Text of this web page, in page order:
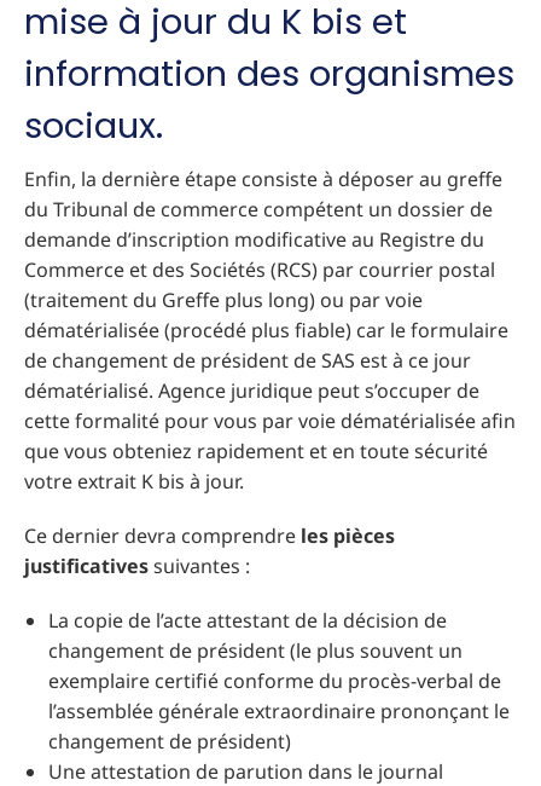
mise à jour du K bis et
information des organismes
sociaux.
Enfin, la dernière étape consiste à déposer au greffe
du Tribunal de commerce compétent un dossier de
demande d’inscription modificative au Registre du
Commerce et des Sociétés (RCS) par courrier postal
(traitement du Greffe plus long) ou par voie
dématérialisée (procédé plus fiable) car le formulaire
de changement de président de SAS est à ce jour
dématérialisé. Agence juridique peut s’occuper de
cette formalité pour vous par voie dématérialisée afin
que vous obteniez rapidement et en toute sécurité
votre extrait K bis à jour.
Ce dernier devra comprendre les pièces
justificativessuivantes :
La copie de l’acte attestant de la décision de
changement de président (le plus souvent un
exemplaire certifié conforme du procès-verbal de
l’assemblée générale extraordinaire prononçant le
changement de président)
Une attestation de parution dans le journal